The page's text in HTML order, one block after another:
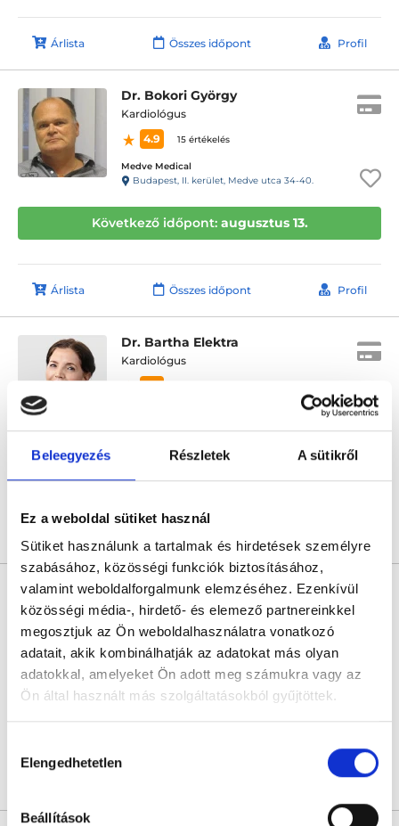
Beleegyezés Részletek A sütikről
Ez a weboldal sütiket használ
Sütiket használunk a tartalmak és hirdetések személyre
szabásához, közösségi funkciók biztosításához,
valamint weboldalforgalmunk elemzéséhez. Ezenkívül
közösségi média-, hirdető- és elemező partnereinkkel
megosztjuk az Ön weboldalhasználatra vonatkozó
adatait, akik kombinálhatják az adatokat más olyan
adatokkal, amelyeket Ön adott meg számukra vagy az
Ön által használt más szolgáltatásokból gyűjtöttek.
szabályzat:https://foglaljorvost.hu/info/foglaljorvost-
kiválasztása
Elengedhetetlen
Beállítások
Árlista Összes időpont Profil
Dr. Bokori György
Kardiológus
4.9
15 értékelés
Medve Medical
Budapest, II. kerület, Medve utca 34-40.
Következő időpont: augusztus 13.
Árlista Összes időpont Profil
Dr. Bartha Elektra
Kardiológus
0.0
Dr. Kugler Szilvia
Kardiológus
0.0
Medve Medical
Budapest, II. kerület, Medve utca 34-40.